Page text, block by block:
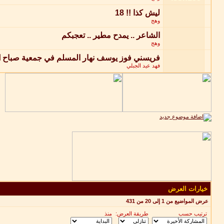
ليش كذا !! 18
وهج
الشاعر .. يمدح مطير .. تعجبكم
وهج
فريسني فوز يوسف نهار المسلم في جمعية صباح
فهد عيد الجبلي
خيارات العرض
عرض المواضيع من 1 إلى 20 من 431
ترتيب حسب طريقة العرض: منذ